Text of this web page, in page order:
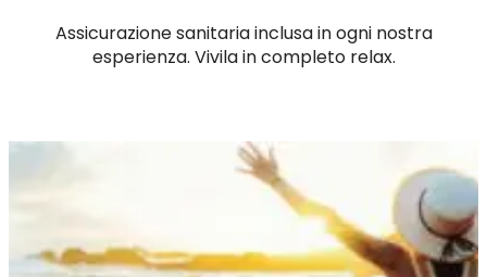
Assicurazione sanitaria inclusa in ogni nostra
esperienza. Vivila in completo relax.